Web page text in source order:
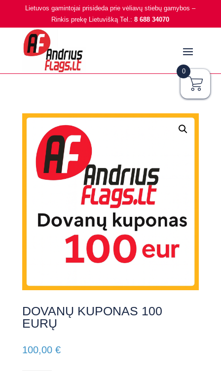
Lietuvos gamintojai prisideda prie vėliavų stiebų gamybos –
Rinkis prekę Lietuvišką Tel.:8 688 34070
DOVANŲ KUPONAS 100
EURŲ
100,00 €
0